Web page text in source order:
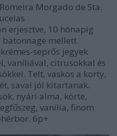
Morgado de Sta.
erjesztve, 10 hónapig
mellett.
seprős jegyek
vaníliával, citrusokkal és
Telt, vaskos a korty,
savai jól kitartanak.
nyári alma, körte,
vanília, finom
6p+